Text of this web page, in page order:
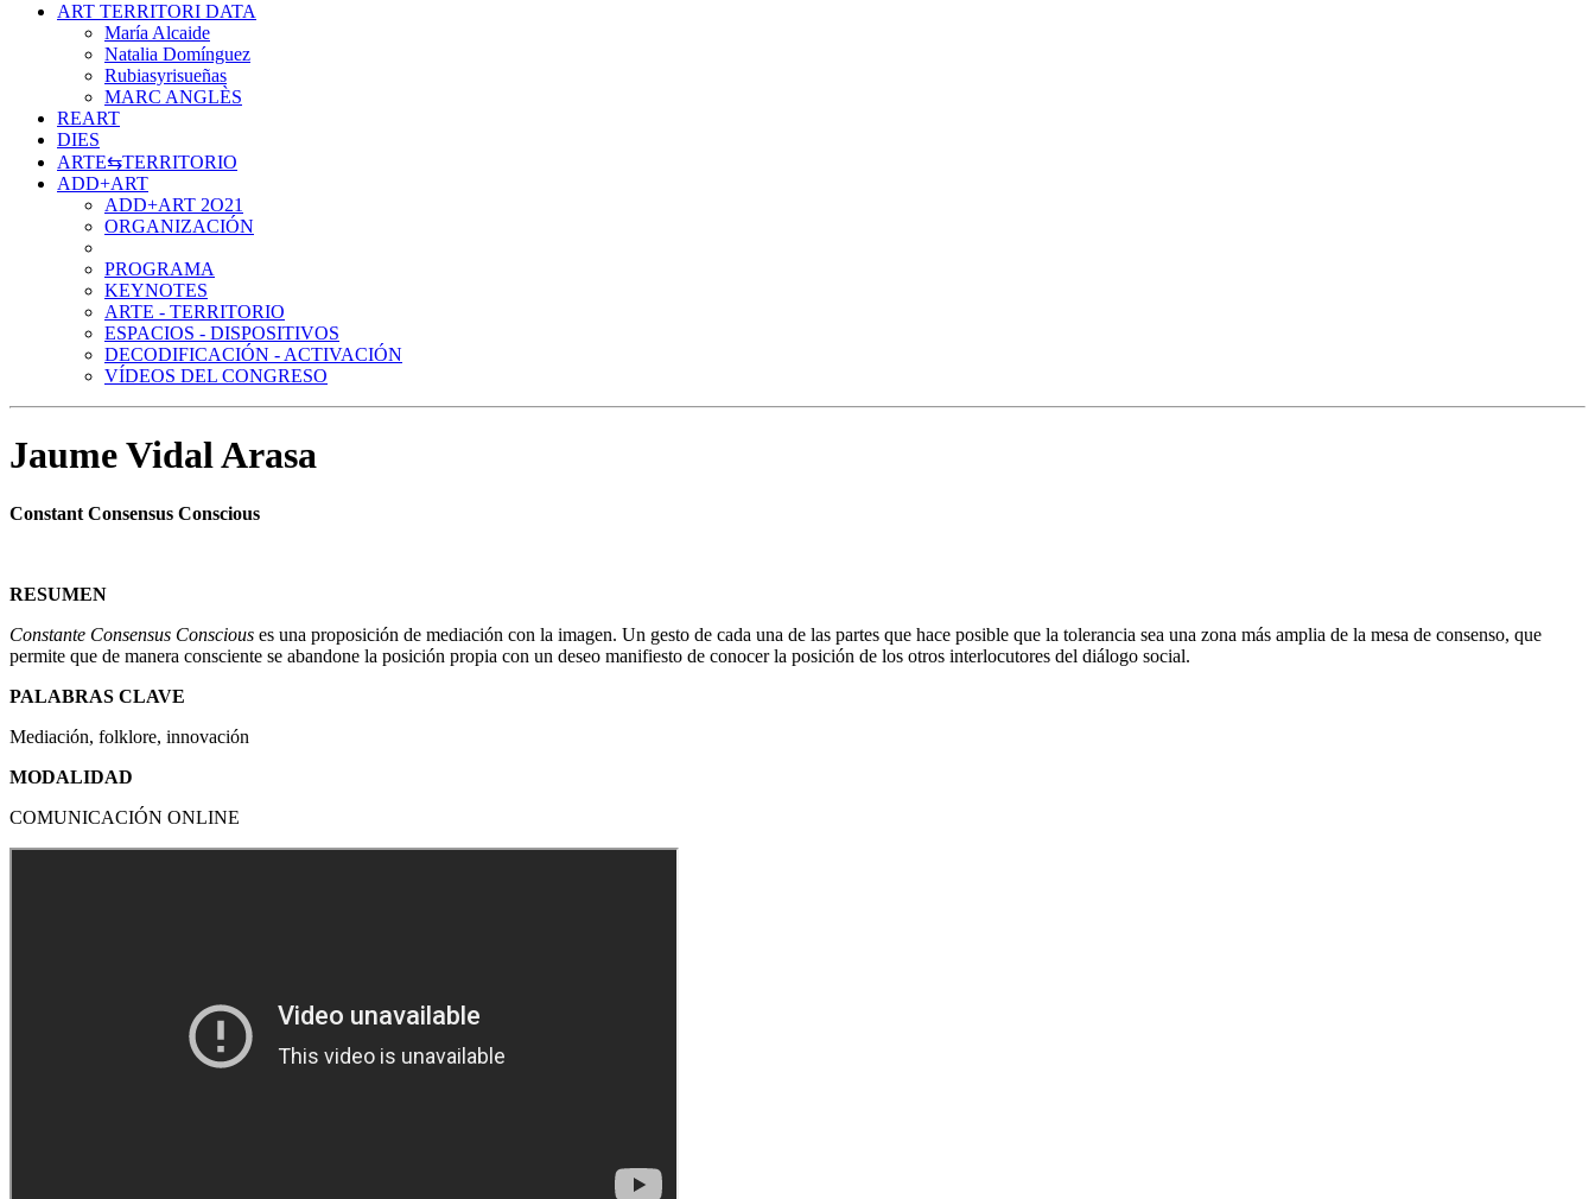
ART TERRITORI DATA
María Alcaide
Natalia Domínguez
Rubiasyrisueñas
MARC ANGLÈS
REART
DIES
ARTE⇆TERRITORIO
ADD+ART
ADD+ART 2O21
ORGANIZACIÓN
PROGRAMA
KEYNOTES
ARTE - TERRITORIO
ESPACIOS - DISPOSITIVOS
DECODIFICACIÓN - ACTIVACIÓN
VÍDEOS DEL CONGRESO
Jaume Vidal Arasa
Constant Consensus Conscious
RESUMEN
Constante Consensus Conscious es una proposición de mediación con la imagen. Un gesto de cada una de las partes que hace posible que la tolerancia sea una zona más amplia de la mesa de consenso, que
permite que de manera consciente se abandone la posición propia con un deseo manifiesto de conocer la posición de los otros interlocutores del diálogo social.
PALABRAS CLAVE
Mediación, folklore, innovación
MODALIDAD
COMUNICACIÓN ONLINE